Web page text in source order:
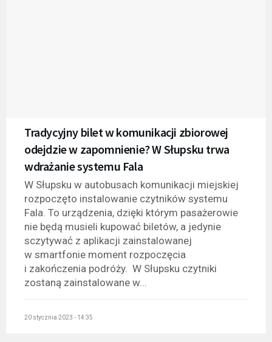
Tradycyjny bilet w komunikacji zbiorowej
odejdzie w zapomnienie? W Słupsku trwa
wdrażanie systemu Fala
W Słupsku w autobusach komunikacji miejskiej
rozpoczęto instalowanie czytników systemu
Fala. To urządzenia, dzięki którym pasażerowie
nie będą musieli kupować biletów, a jedynie
sczytywać z aplikacji zainstalowanej
w smartfonie moment rozpoczęcia
i zakończenia podróży. W Słupsku czytniki
zostaną zainstalowane w...
20 stycznia 2023 - 14:35